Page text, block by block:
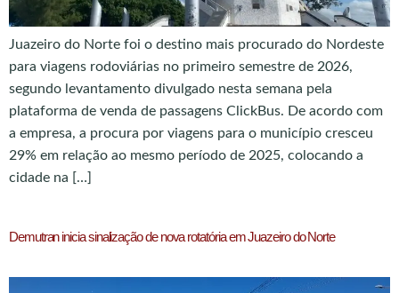
Juazeiro do Norte foi o destino mais procurado do Nordeste
para viagens rodoviárias no primeiro semestre de 2026,
segundo levantamento divulgado nesta semana pela
plataforma de venda de passagens ClickBus. De acordo com
a empresa, a procura por viagens para o município cresceu
29% em relação ao mesmo período de 2025, colocando a
cidade na […]
Demutran inicia sinalização de nova rotatória em Juazeiro do Norte